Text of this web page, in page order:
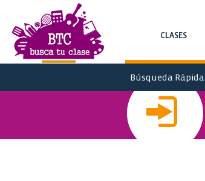
CLASES
Búsqueda Rápida